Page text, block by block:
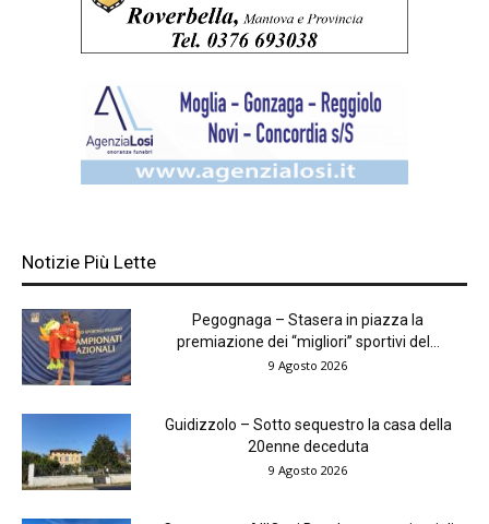
Notizie Più Lette
Pegognaga – Stasera in piazza la
premiazione dei “migliori” sportivi del...
9 Agosto 2026
Guidizzolo – Sotto sequestro la casa della
20enne deceduta
9 Agosto 2026